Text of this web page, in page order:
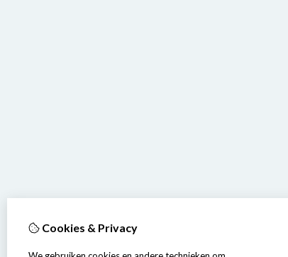
Cookies & Privacy